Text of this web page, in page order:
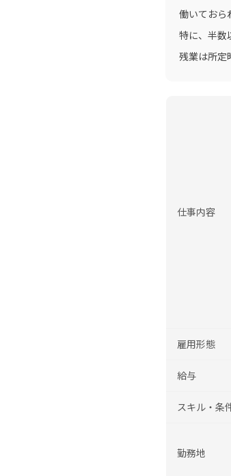
働いておら
特に、半数
残業は所定
仕事内容
雇用形態
給与
スキル・条
勤務地